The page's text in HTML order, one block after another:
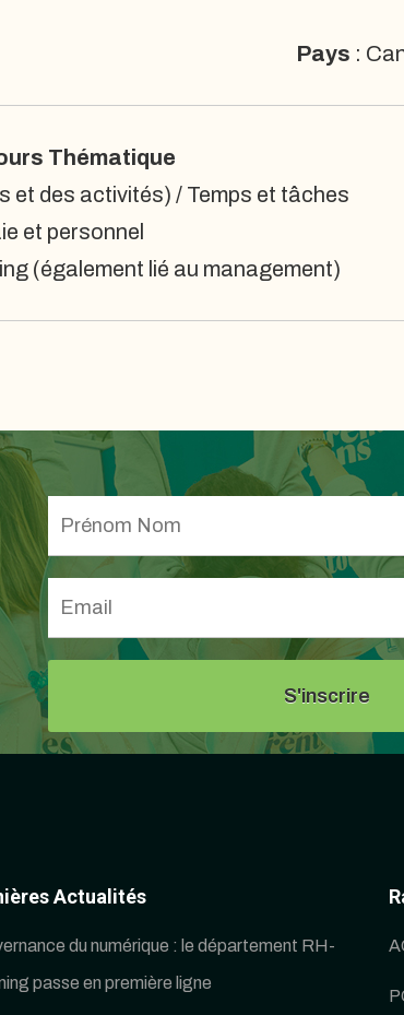
Pays :
Thématique
et des activités) / Temps et tâches
et personnel
(également lié au management)
Actualités
du numérique : le département RH-
passe en première ligne